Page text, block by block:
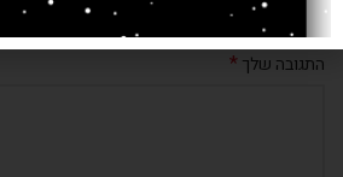
האימייל לא יוצג באתר. שדות החובה מסומנים
התגובה שלך*